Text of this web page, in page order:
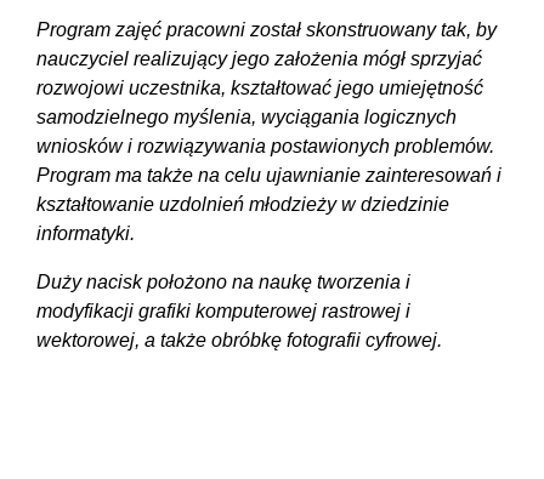
Program zajęć pracowni został skonstruowany tak, by
nauczyciel realizujący jego założenia mógł sprzyjać
rozwojowi uczestnika, kształtować jego umiejętność
samodzielnego myślenia, wyciągania logicznych
wniosków i rozwiązywania postawionych problemów.
Program ma także na celu ujawnianie zainteresowań i
kształtowanie uzdolnień młodzieży w dziedzinie
informatyki.
Duży nacisk położono na naukę tworzenia i
modyfikacji grafiki komputerowej rastrowej i
wektorowej, a także obróbkę fotografii cyfrowej.